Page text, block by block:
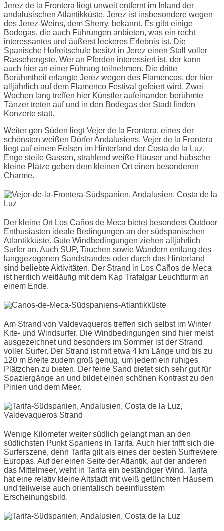
Jerez de la Frontera liegt unweit entfernt im Inland der
andalusischen Atlantikküste. Jerez ist insbesondere wegen
des Jerez-Weins, dem Sherry, bekannt. Es gibt einige
Bodegas, die auch Führungen anbieten, was ein recht
interessantes und äußerst leckeres Erlebnis ist. Die
Spanische Hofreitschule besitzt in Jerez einen Stall voller
Rassehengste. Wer an Pferden interessiert ist, der kann
auch hier an einer Führung teilnehmen. Die dritte
Berühmtheit erlangte Jerez wegen des Flamencos, der hier
alljährlich auf dem Flamenco Festival gefeiert wird. Zwei
Wochen lang treffen hier Künstler aufeinander, berühmte
Tänzer treten auf und in den Bodegas der Stadt finden
Konzerte statt.
Weiter gen Süden liegt Vejer de la Frontera, eines der
schönsten weißen Dörfer Andalusiens. Vejer de la Frontera
liegt auf einem Felsen im Hinterland der Costa de la Luz.
Enge steile Gassen, strahlend weiße Häuser und hübsche
kleine Plätze geben dem kleinen Ort einen besonderen
Charme.
Der kleine Ort Los Caños de Meca bietet besonders Outdoor
Enthusiasten ideale Bedingungen an der südspanischen
Atlantikküste. Gute Windbedingungen ziehen alljährlich
Surfer an. Auch SUP, Tauchen sowie Wandern entlang des
langgezogenen Sandstrandes oder durch das Hinterland
sind beliebte Aktivitäten. Der Strand in Los Caños de Meca
ist herrlich weitläufig mit dem Kap Trafalgar Leuchtturm an
einem Ende.
Am Strand von Valdevaqueros treffen sich selbst im Winter
Kite- und Windsurfer. Die Windbedingungen sind hier meist
ausgezeichnet und besonders im Sommer ist der Strand
voller Surfer. Der Strand ist mit etwa 4 km Länge und bis zu
120 m Breite zudem groß genug, um jedem ein ruhiges
Plätzchen zu bieten. Der feine Sand bietet sich sehr gut für
Spaziergänge an und bildet einen schönen Kontrast zu den
Pinien und dem Meer.
Wenige Kilometer weiter südlich gelangt man an den
südlichsten Punkt Spaniens in Tarifa. Auch hier trifft sich die
Surferszene, denn Tarifa gilt als eines der besten Surfreviere
Europas. Auf der einen Seite der Atlantik, auf der anderen
das Mittelmeer, weht in Tarifa ein beständiger Wind. Tarifa
hat eine relativ kleine Altstadt mit weiß getünchten Häusern
und teilweise auch orientalisch beeinflusstem
Erscheinungsbild.